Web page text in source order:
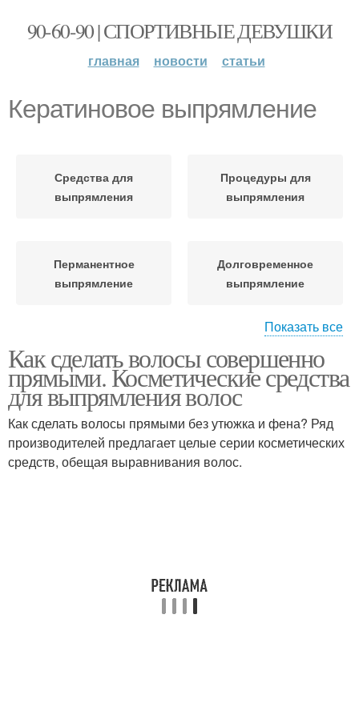
90-60-90 | СПОРТИВНЫЕ ДЕВУШКИ
главная новости статьи
Кератиновое выпрямление
Средства для
выпрямления
Процедуры для
выпрямления
Перманентное
выпрямление
Долговременное
выпрямление
выпрямление
Показать все
Как сделать волосы совершенно
прямыми. Косметические средства
для выпрямления волос
Как сделать волосы прямыми без утюжка и фена? Ряд
производителей предлагает целые серии косметических
средств, обещая выравнивания волос.